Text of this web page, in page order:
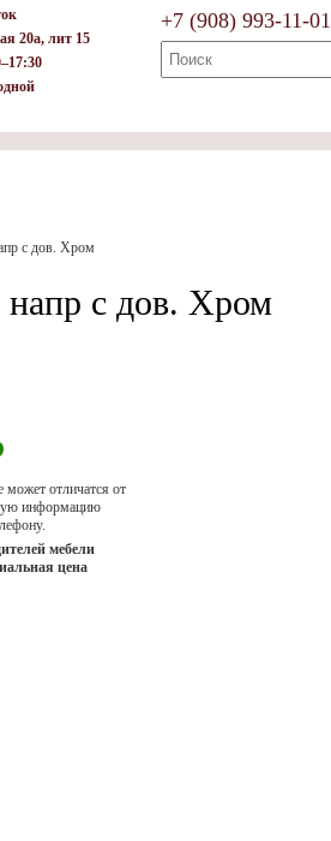
20а, лит 15
+7 (908) 993-11-01
с дов. Хром
напр с дов. Хром
может отличатся от
информацию
мебели
цена